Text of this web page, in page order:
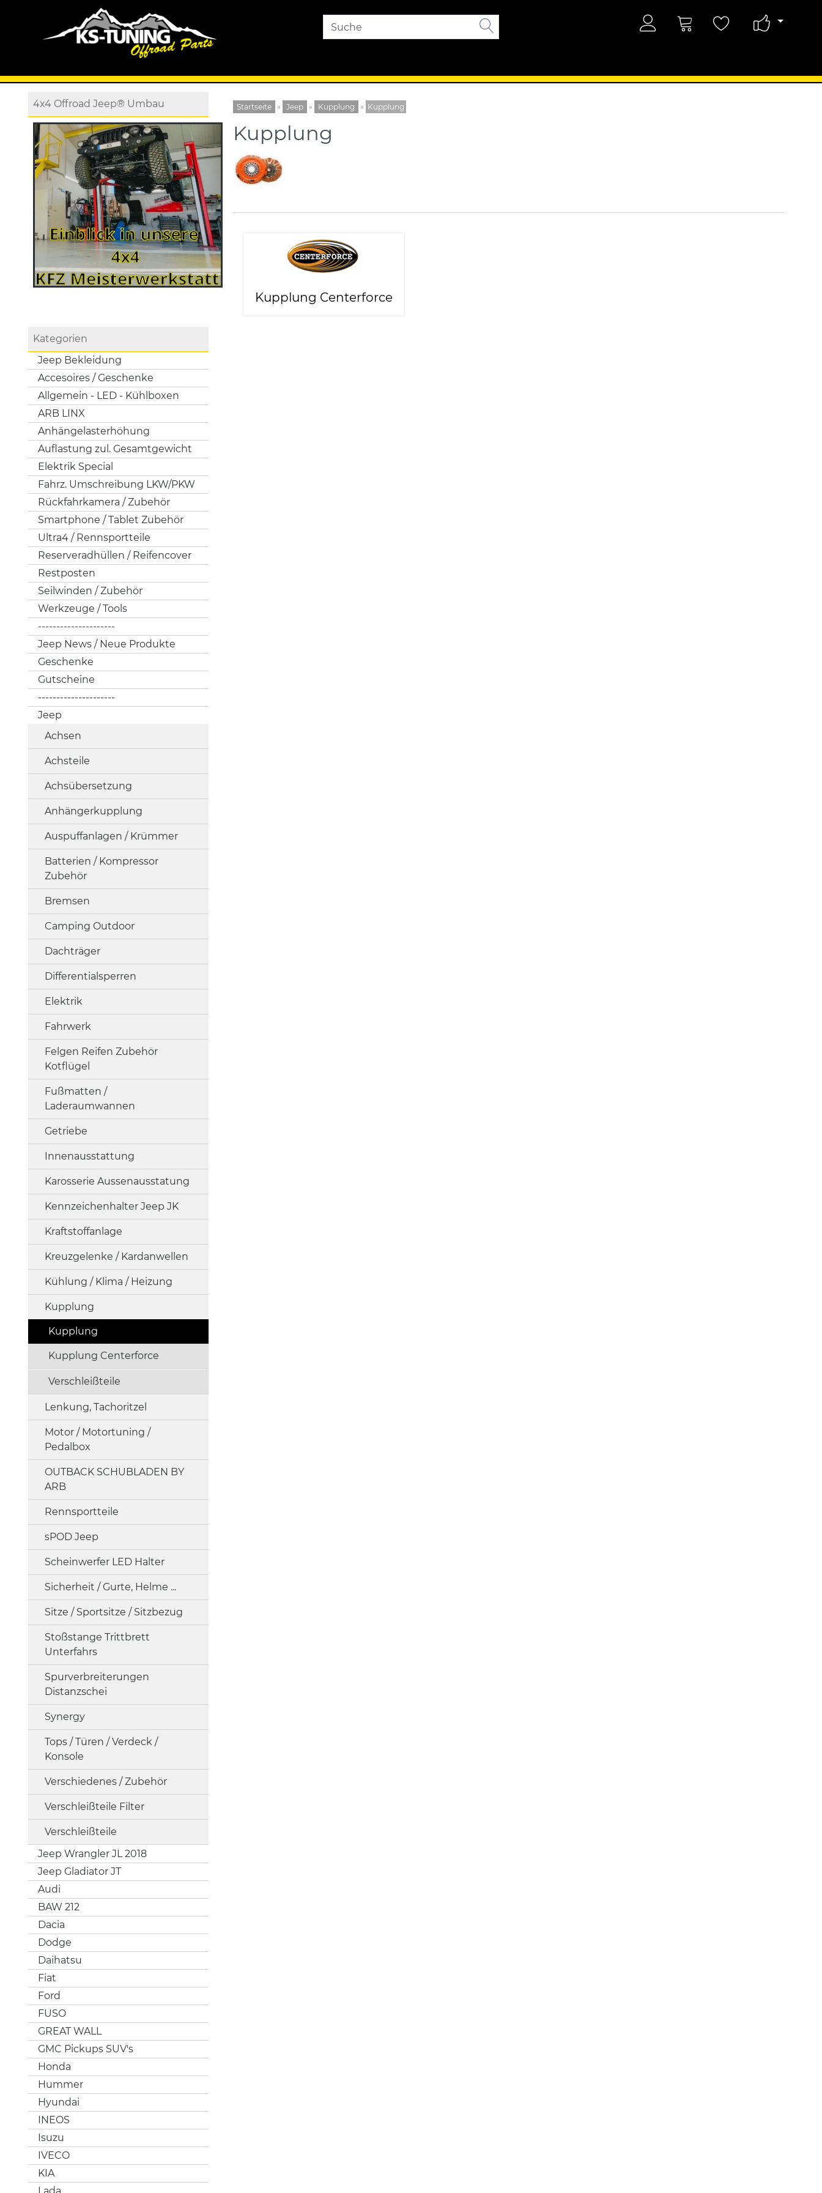
4x4 Offroad Jeep® Umbau
Kategorien
Jeep Bekleidung
Accesoires / Geschenke
Allgemein - LED - Kühlboxen
ARB LINX
Anhängelasterhöhung
Auflastung zul. Gesamtgewicht
Elektrik Special
Fahrz. Umschreibung LKW/PKW
Rückfahrkamera / Zubehör
Smartphone / Tablet Zubehör
Ultra4 / Rennsportteile
Reserveradhüllen / Reifencover
Restposten
Seilwinden / Zubehör
Werkzeuge / Tools
---------------------
Jeep News / Neue Produkte
Geschenke
Gutscheine
---------------------
Jeep
Achsen
Achsteile
Achsübersetzung
Anhängerkupplung
Auspuffanlagen / Krümmer
Batterien / Kompressor
Zubehör
Bremsen
Camping Outdoor
Dachträger
Differentialsperren
Elektrik
Fahrwerk
Felgen Reifen Zubehör
Kotflügel
Fußmatten /
Laderaumwannen
Getriebe
Innenausstattung
Karosserie Aussenausstatung
Kennzeichenhalter Jeep JK
Kraftstoffanlage
Kreuzgelenke / Kardanwellen
Kühlung / Klima / Heizung
Kupplung
Kupplung
Kupplung Centerforce
Verschleißteile
Lenkung, Tachoritzel
Motor / Motortuning /
Pedalbox
OUTBACK SCHUBLADEN BY
ARB
Rennsportteile
sPOD Jeep
Scheinwerfer LED Halter
Sicherheit / Gurte, Helme ...
Sitze / Sportsitze / Sitzbezug
Stoßstange Trittbrett
Unterfahrs
Spurverbreiterungen
Distanzschei
Synergy
Tops / Türen / Verdeck /
Konsole
Verschiedenes / Zubehör
Verschleißteile Filter
Verschleißteile
Jeep Wrangler JL 2018
Jeep Gladiator JT
Audi
BAW 212
Dacia
Dodge
Daihatsu
Fiat
Ford
FUSO
GREAT WALL
GMC Pickups SUV's
Honda
Hummer
Hyundai
INEOS
Isuzu
IVECO
KIA
Startseite » Jeep » Kupplung » Kupplung
Kupplung
Kupplung Centerforce